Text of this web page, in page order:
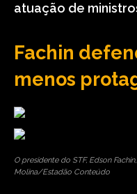
atuação de
Fachin
menos
O presidente do STF, Edson
Molina/Estadão Conteúdo